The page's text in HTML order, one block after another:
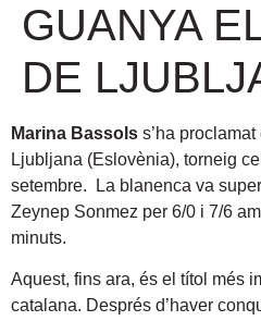
GUANYA
DE
Marina Bassols s’ha
Ljubljana (Eslovènia), torneig
setembre. La blanenca va
Zeynep Sonmez per 6/0 i 7/6
minuts.
Aquest, fins ara, és el títol més
catalana. Després d’haver